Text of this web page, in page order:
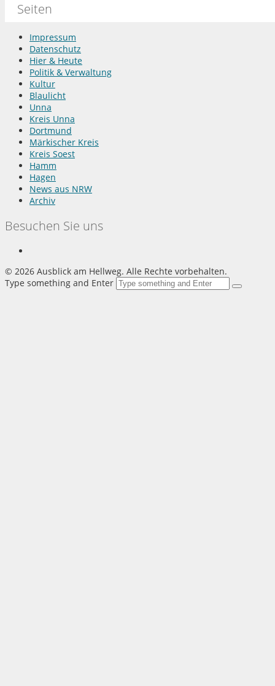
Seiten
Impressum
Datenschutz
Hier & Heute
Politik & Verwaltung
Kultur
Blaulicht
Unna
Kreis Unna
Dortmund
Märkischer Kreis
Kreis Soest
Hamm
Hagen
News aus NRW
Archiv
Besuchen Sie uns
© 2026 Ausblick am Hellweg. Alle Rechte vorbehalten.
Type something and Enter